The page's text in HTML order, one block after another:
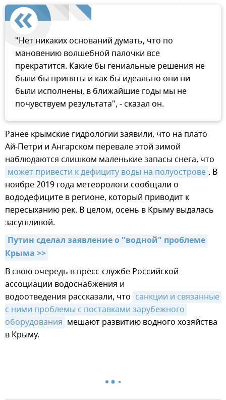
"Нет никаких оснований думать, что по
мановению волшебной палочки все
прекратится. Какие бы гениальные решения не
были бы приняты и как бы идеально они ни
были исполнены, в ближайшие годы мы не
почувствуем результата", - сказал он.
Ранее крымские гидрологии заявили, что на плато
Ай-Петри и Ангарском перевале этой зимой
наблюдаются слишком маленькие запасы снега, что
может привести к дефициту воды на полуострове . В
ноябре 2019 года метеорологи сообщали о
вододефиците в регионе, который приводит к
пересыханию рек. В целом, осень в Крыму выдалась
засушливой.
Путин сделал заявление о "водной" проблеме
Крыма >>
В свою очередь в пресс-службе Российской
ассоциации водоснабжения и
водоотведения рассказали, что санкции и связанные
с ними проблемы с поставками зарубежного
оборудования мешают развитию водного хозяйства
в Крыму.